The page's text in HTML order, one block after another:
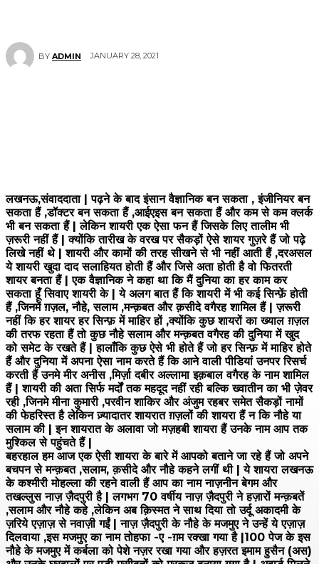
BY ADMIN JANUARY 28, 2021
लखनऊ,संवाददाता | पढ़ने के बाद इंसान वैज्ञानिक बन सकता , इंजीनियर बन
सकता हैं ,डॉक्टर बन सकता हैं ,आईएइस बन सकता हैं और कम से कम क्लर्क
भी बन सकता हैं | लेकिन शायरी एक ऐसा फन हैं जिसके लिए तालीम भी
ज़रूरी नहीं हैं | क्योंकि तारीख के वरख पर सैकड़ों ऐसे शायर गुज़रे हैं जो पढ़े
लिखे नहीं थे | शायरी और कामों की तरह सीखने से भी नहीं आती हैं ,दरअसल
ये शायरी खुदा दाद सलाहियत होती हैं और जिसे अता होती है वो फितरती
शायर बनता हैं | एक वैज्ञानिक ने कहा था कि मैं दुनिया का हर काम कर
सकता हूँ सिवाए शायरी के | ये अलग बात हैं कि शायरी में भी कई सिन्फ़ें होती
हैं ,जिनमें ग़ज़ल, नौहे, सलाम ,मन्क़बत और क़सीदे वगैरह शामिल हैं | ज़रूरी
नहीं कि हर शायर हर सिन्फ़ में माहिर हों ,क्योंकि कुछ शायरों का ख्याल ग़ज़ल
की तरफ रहता हैं तो कुछ नौहे सलाम और मन्क़बत वगैरह की दुनिया में खुद
को समेट के रखते हैं | हालाँकि कुछ ऐसे भी होते हैं जो हर सिन्फ़ में माहिर होते
हैं और दुनिया में अपना ऐसा नाम करते हैं कि आने वाली पीडियां उनपर रिसर्च
करती हैं उनमे मीर अनीस ,मिर्ज़ा दबीर अल्लामा इक़बाल वगैरह के नाम शामिल
हैं | शायरी की अता सिर्फ मर्दों तक महदूद नहीं रही बल्कि ख्वातीन का भी ज़ेवर
रही ,जिनमे मीना कुमारी ,परवीन शाकिर और अंजुम रहबर समेत सैकड़ों नामों
की फेहरिस्त है लेकिन ज़्यादातर शायरात ग़ज़लों की शायरा हैं न कि नौहे या
सलाम की | इन शायरात के अलावा जो मज़हबी शायरा हैं उनके नाम आप तक
मुश्किल से पहुंचते हैं |
बहरहाल हम आज एक ऐसी शायरा के बारे में आपको बताने जा रहे हैं जो अपने
बचपन से मन्क़बत ,सलाम, क़सीदे और नौहे कहने लगीं थी | ये शायरा लखनऊ
के कश्मीरी मोहल्ला की रहने वाली हैं आप का नाम नाज़नीन बेगम और
तखल्लुस नाज़ ज़ैदपुरी है | लगभग 70 वर्षीय नाज़ ज़ैदपुरी ने हज़ारों मन्क़बतें
,सलाम और नौहे कहे ,लेकिन अब क़िस्मत ने साथ दिया तो उर्दू अकादमी के
ज़रिये एज़ाज़ से नवाज़ी गईं | नाज़ ज़ैदपुरी के नौहे के मजमुए ने उन्हें ये एज़ाज़
दिलवाया ,इस मजमुए का नाम तोहफा -ए -ग़म रक्खा गया है |100 पेज के इस
नौहे के मजमुए में कर्बला को पेशे नज़र रखा गया और हज़रत इमाम हुसैन (अस)